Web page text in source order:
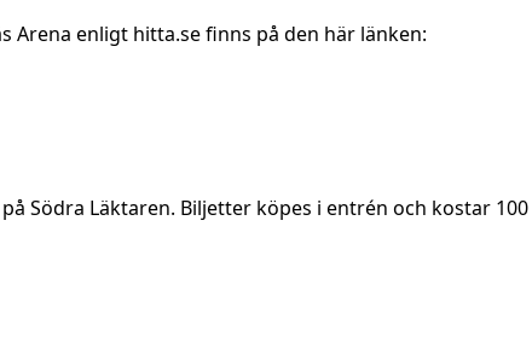
Arena enligt hitta.se finns på den här länken:
Södra Läktaren. Biljetter köpes i entrén och kostar